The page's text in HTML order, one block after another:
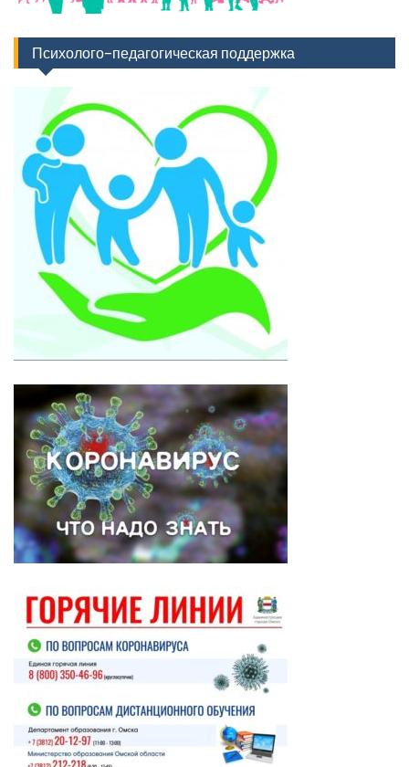
Психолого-педагогическая поддержка